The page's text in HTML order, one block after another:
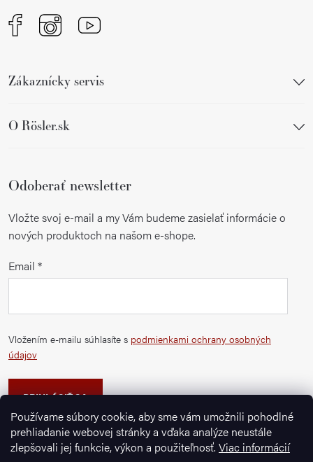
Používame súbory cookie, aby sme vám umožnili pohodlné
prehliadanie webovej stránky a vďaka analýze neustále
zlepšovali jej funkcie, výkon a použiteľnosť. Viac informácií
Zákaznícky servis
O Rösler.sk
Odoberať newsletter
Vložte svoj e-mail a my Vám budeme zasielať informácie o
nových produktoch na našom e-shope.
Email
Vložením e-mailu súhlasíte s podmienkami ochrany osobných
údajov
PRIHLÁSIŤ SA